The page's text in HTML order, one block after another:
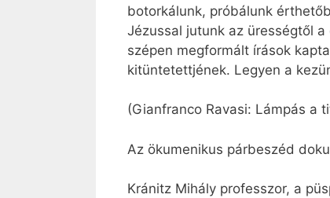
botorkálunk, próbálunk
Jézussal jutunk az ürességtől
szépen megformált írások
kitüntetettjének. Legyen a
(Gianfranco Ravasi: Lámpás a
Az ökumenikus párbeszéd
Kránitz Mihály professzor, a